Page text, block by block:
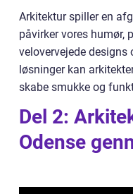
Arkitektur spiller en
påvirker vores humør,
velovervejede
løsninger kan
skabe smukke og
Del 2:
Odense